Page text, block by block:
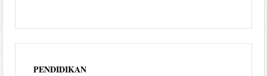
PENDIDIKAN